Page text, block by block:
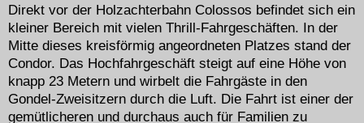
Direkt vor der Holzachterbahn Colossos befindet sich ein
kleiner Bereich mit vielen Thrill-Fahrgeschäften. In der
Mitte dieses kreisförmig angeordneten Platzes stand der
Condor. Das Hochfahrgeschäft steigt auf eine Höhe von
knapp 23 Metern und wirbelt die Fahrgäste in den
Gondel-Zweisitzern durch die Luft. Die Fahrt ist einer der
gemütlicheren und durchaus auch für Familien zu